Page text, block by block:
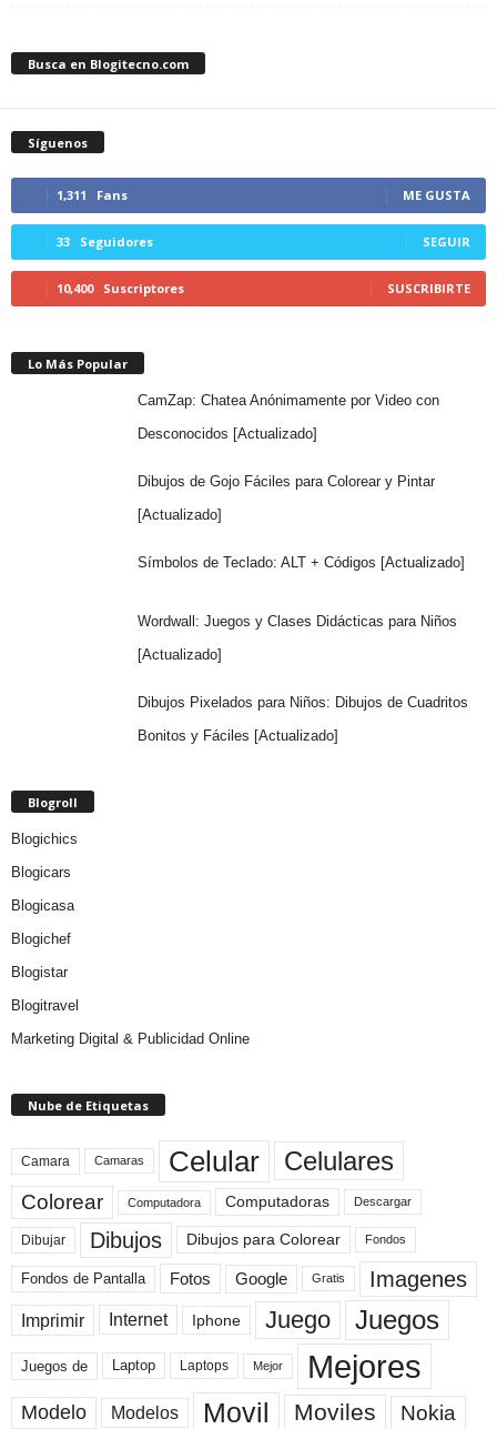
Busca en Blogitecno.com
Síguenos
1,311 Fans ME GUSTA
33 Seguidores SEGUIR
10,400 Suscriptores SUSCRIBIRTE
Lo Más Popular
CamZap: Chatea Anónimamente por Video con
Desconocidos [Actualizado]
Dibujos de Gojo Fáciles para Colorear y Pintar
[Actualizado]
Símbolos de Teclado: ALT + Códigos [Actualizado]
Wordwall: Juegos y Clases Didácticas para Niños
[Actualizado]
Dibujos Pixelados para Niños: Dibujos de Cuadritos
Bonitos y Fáciles [Actualizado]
Blogroll
Blogichics
Blogicars
Blogicasa
Blogichef
Blogistar
Blogitravel
Marketing Digital & Publicidad Online
Nube de Etiquetas
Camara Camaras Celular Celulares
Colorear Computadora Computadoras Descargar
Dibujar Dibujos Dibujos para Colorear Fondos
Fondos de Pantalla Fotos Google Gratis Imagenes
Imprimir Internet Iphone Juego Juegos
Juegos de Laptop Laptops Mejor Mejores
Modelo Modelos Movil Moviles Nokia